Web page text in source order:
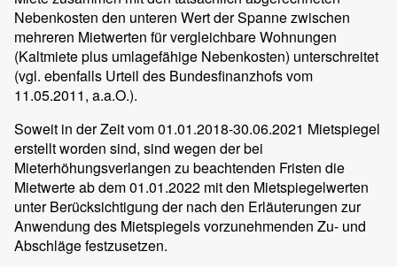
Nebenkosten den unteren Wert der Spanne zwischen
mehreren Mietwerten für vergleichbare Wohnungen
(Kaltmiete plus umlagefähige Nebenkosten) unterschreitet
(vgl. ebenfalls Urteil des Bundesfinanzhofs vom
11.05.2011, a.a.O.).
Soweit in der Zeit vom 01.01.2018-30.06.2021 Mietspiegel
erstellt worden sind, sind wegen der bei
Mieterhöhungsverlangen zu beachtenden Fristen die
Mietwerte ab dem 01.01.2022 mit den Mietspiegelwerten
unter Berücksichtigung der nach den Erläuterungen zur
Anwendung des Mietspiegels vorzunehmenden Zu- und
Abschläge festzusetzen.